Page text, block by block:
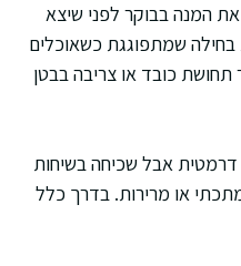
המנה בבוקר לפני שיצא
שמתפוגגת כשאוכלים
כובד או צריבה בבטן
אבל שכיחה בשיחות
או מרירות. בדרך כלל